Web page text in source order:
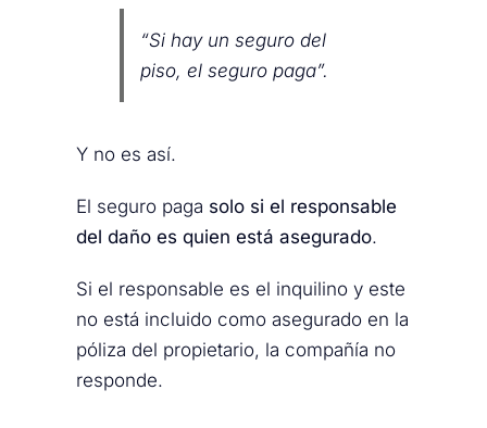
“Si hay un seguro del
piso, el seguro paga”.
Y no es así.
El seguro paga solo si el responsable
del daño es quien está asegurado.
Si el responsable es el inquilino y este
no está incluido como asegurado en la
póliza del propietario, la compañía no
responde.